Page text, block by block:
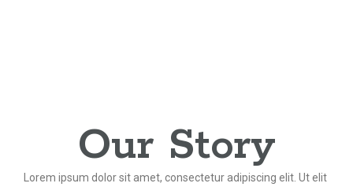
Our Story
Lorem ipsum dolor sit amet, consectetur adipiscing elit. Ut elit